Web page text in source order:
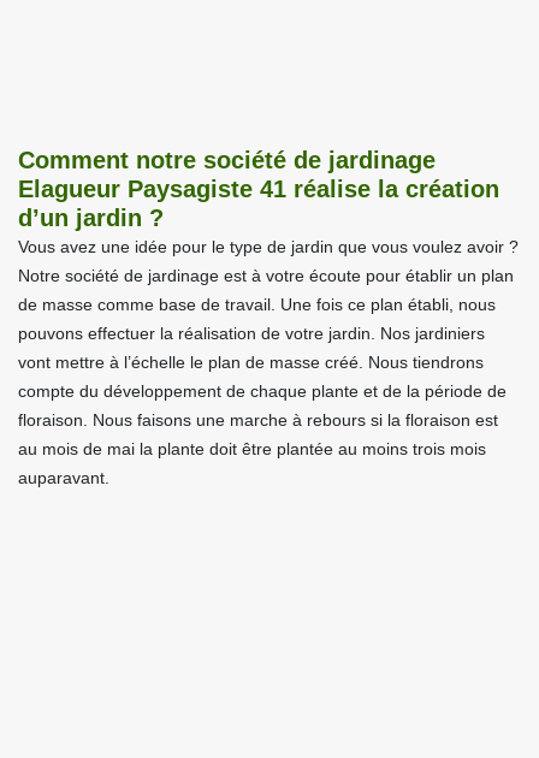
Comment notre société de jardinage
Elagueur Paysagiste 41 réalise la création
d’un jardin ?
Vous avez une idée pour le type de jardin que vous voulez avoir ?
Notre société de jardinage est à votre écoute pour établir un plan
de masse comme base de travail. Une fois ce plan établi, nous
pouvons effectuer la réalisation de votre jardin. Nos jardiniers
vont mettre à l’échelle le plan de masse créé. Nous tiendrons
compte du développement de chaque plante et de la période de
floraison. Nous faisons une marche à rebours si la floraison est
au mois de mai la plante doit être plantée au moins trois mois
auparavant.